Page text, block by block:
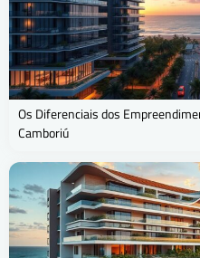
Os Diferenciais dos
Camboriú